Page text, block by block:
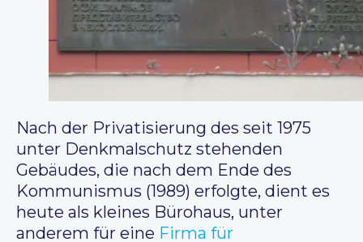
Nach der Privatisierung des seit 1975
unter Denkmalschutz stehenden
Gebäudes, die nach dem Ende des
Kommunismus (1989) erfolgte, dient es
heute als kleines Bürohaus, unter
anderem für eine Firma für